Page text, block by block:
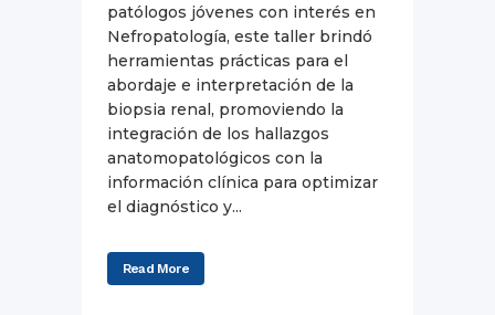
patólogos jóvenes con interés en
Nefropatología, este taller brindó
herramientas prácticas para el
abordaje e interpretación de la
biopsia renal, promoviendo la
integración de los hallazgos
anatomopatológicos con la
información clínica para optimizar
el diagnóstico y...
Read More